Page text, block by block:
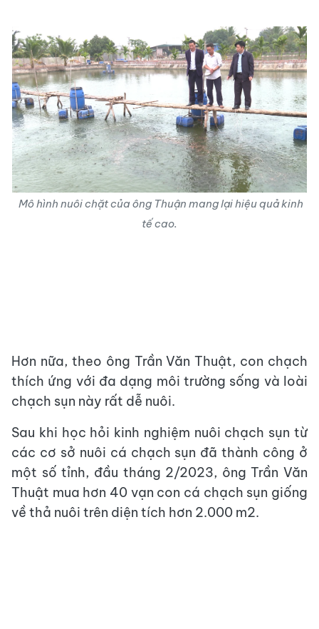
Mô hình nuôi chặt của ông Thuận mang lại hiệu quả kinh
tế cao.
Hơn nữa, theo ông Trần Văn Thuật, con chạch
thích ứng với đa dạng môi trường sống và loài
chạch sụn này rất dễ nuôi.
Sau khi học hỏi kinh nghiệm nuôi chạch sụn từ
các cơ sở nuôi cá chạch sụn đã thành công ở
một số tỉnh, đầu tháng 2/2023, ông Trần Văn
Thuật mua hơn 40 vạn con cá chạch sụn giống
về thả nuôi trên diện tích hơn 2.000 m2.